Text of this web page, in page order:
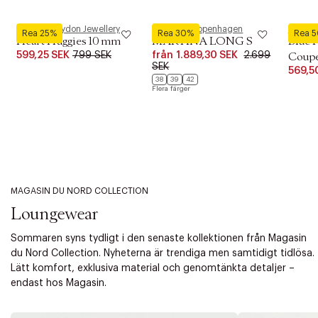
Rea 25%
Pernille Corydon Jewellery
Heart Huggies 10 mm
599,25 SEK 799 SEK
Rea 30%
Phenumb Copenhagen
MARTINA LONG S
från 1.889,30 SEK 2.699
SEK
38 39
42
Flera färger
Rea
Royal
Blue
MAGASIN DU NORD COLLECTION
Loungewear
Sommaren syns tydligt i den senaste kollektionen från Magasin
du Nord Collection. Nyheterna är trendiga men samtidigt tidlösa.
Lätt komfort, exklusiva material och genomtänkta detaljer –
endast hos Magasin.